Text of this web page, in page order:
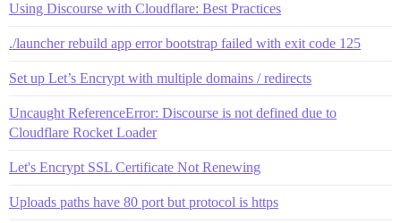
Using Discourse with Cloudflare: Best Practices
./launcher rebuild app error bootstrap failed with exit code 125
Set up Let’s Encrypt with multiple domains / redirects
Uncaught ReferenceError: Discourse is not defined due to
Cloudflare Rocket Loader
Let's Encrypt SSL Certificate Not Renewing
Uploads paths have 80 port but protocol is https